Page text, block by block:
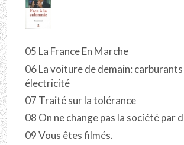
05 La France En Marche
06 La voiture de demain:
électricité
07 Traité sur la tolérance
08 On ne change pas la société par
09 Vous êtes filmés.